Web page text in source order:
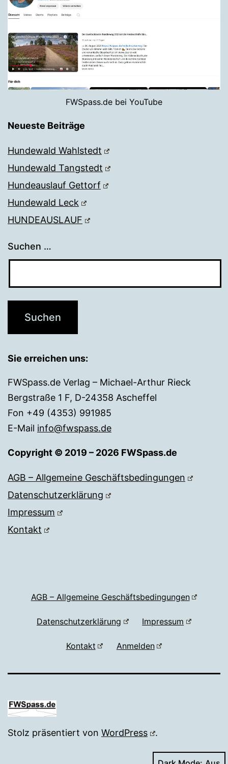
FWSpass.de bei YouTube
Neueste Beiträge
Hundewald Wahlstedt
Hundewald Tangstedt
Hundeauslauf Gettorf
Hundewald Leck
HUNDEAUSLAUF
Suchen …
Sie erreichen uns:
FWSpass.de Verlag – Michael-Arthur Rieck
Bergstraße 1 F, D-24358 Ascheffel
Fon +49 (4353) 991985
E-Mail info@fwspass.de
Copyright © 2019 – 2026 FWSpass.de
AGB – Allgemeine Geschäftsbedingungen
Datenschutzerklärung
Impressum
Kontakt
AGB – Allgemeine Geschäftsbedingungen
Datenschutzerklärung Impressum
Kontakt Anmelden
Stolz präsentiert von WordPress .